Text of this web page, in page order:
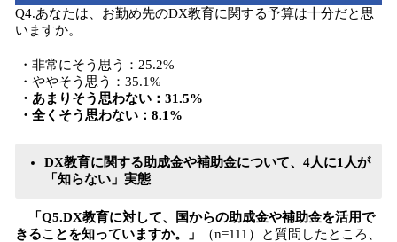
Q4.あなたは、お勤め先のDX教育に関する予算は十分だと思
いますか。
・非常にそう思う：25.2%
・ややそう思う：35.1%
・あまりそう思わない：31.5%
・全くそう思わない：8.1%
DX教育に関する助成金や補助金について、4人に1人が
「知らない」実態
「Q5.DX教育に対して、国からの助成金や補助金を活用で
きることを知っていますか。」
（n=111）と質問したところ、